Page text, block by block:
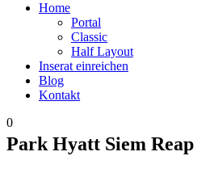
Home
Portal
Classic
Half Layout
Inserat einreichen
Blog
Kontakt
0
Park Hyatt Siem Reap